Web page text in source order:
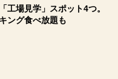
工場見学」スポット4つ。
ング食べ放題も